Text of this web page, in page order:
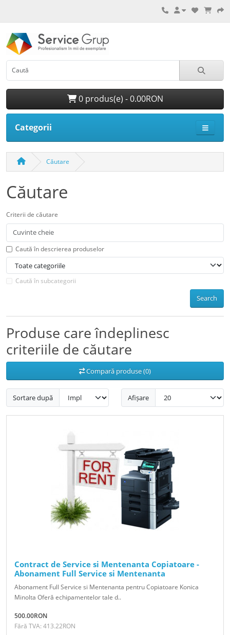
0 produs(e) - 0.00RON
Categorii
Căutare
Căutare
Criterii de căutare
Caută în descrierea produselor
Caută în subcategorii
Search
Produse care îndeplinesc
criteriile de căutare
Compară produse (0)
Sortare după Afișare
Contract de Service si Mentenanta Copiatoare -
Abonament Full Service si Mentenanta
Abonament Full Service si Mentenanta pentru Copiatoare Konica
Minolta Oferă echipamentelor tale d..
500.00RON
Fără TVA: 413.22RON